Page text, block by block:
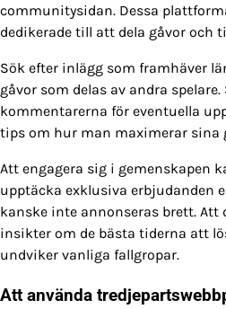
communitysidan. Dessa
dedikerade till att dela gåvor och
Sök efter inlägg som framhäver
gåvor som delas av andra
kommentarerna för eventuella
tips om hur man maximerar sina
Att engagera sig i gemenskapen
upptäcka exklusiva erbjudanden
kanske inte annonseras brett.
insikter om de bästa tiderna att
undviker vanliga fallgropar.
Att använda